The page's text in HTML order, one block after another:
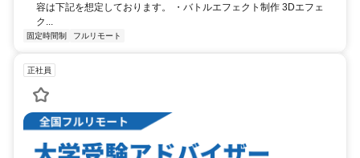
容は下記を想定しております。 ・バトルエフェクト制作 3Dエフェ
ク...
固定時間制 フルリモート
正社員